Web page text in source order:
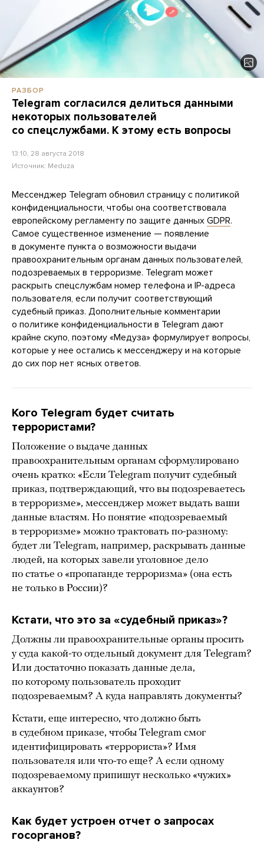
РАЗБОР
Telegram согласился делиться данными
некоторых пользователей
со спецслужбами. К этому есть вопросы
13:10, 28 августа 2018
Источник: Meduza
Мессенджер Telegram обновил страницу с политикой
конфиденциальности, чтобы она соответствовала
европейскому регламенту по защите данных GDPR.
Самое существенное изменение — появление
в документе пункта о возможности выдачи
правоохранительным органам данных пользователей,
подозреваемых в терроризме. Telegram может
раскрыть спецслужбам номер телефона и IP-адреса
пользователя, если получит соответствующий
судебный приказ. Дополнительные комментарии
о политике конфиденциальности в Telegram дают
крайне скупо, поэтому «Медуза» формулирует вопросы,
которые у нее остались к мессенджеру и на которые
до сих пор нет ясных ответов.
Кого Telegram будет считать
террористами?
Положение о выдаче данных
правоохранительным органам сформулировано
очень кратко: «Если Telegram получит судебный
приказ, подтверждающий, что вы подозреваетесь
в терроризме», мессенджер может выдать ваши
данные властям. Но понятие «подозреваемый
в терроризме» можно трактовать по-разному:
будет ли Telegram, например, раскрывать данные
людей, на которых завели уголовное дело
по статье о «пропаганде терроризма» (она есть
не только в России)?
Кстати, что это за «судебный приказ»?
Должны ли правоохранительные органы просить
у суда какой-то отдельный документ для Telegram?
Или достаточно показать данные дела,
по которому пользователь проходит
подозреваемым? А куда направлять документы?
Кстати, еще интересно, что должно быть
в судебном приказе, чтобы Telegram смог
идентифицировать «террориста»? Имя
пользователя или что-то еще? А если одному
подозреваемому припишут несколько «чужих»
аккаунтов?
Как будет устроен отчет о запросах
госорганов?